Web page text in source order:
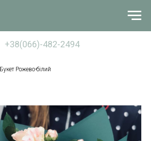
+38(066)-482-2494
Букет Рожево-білий